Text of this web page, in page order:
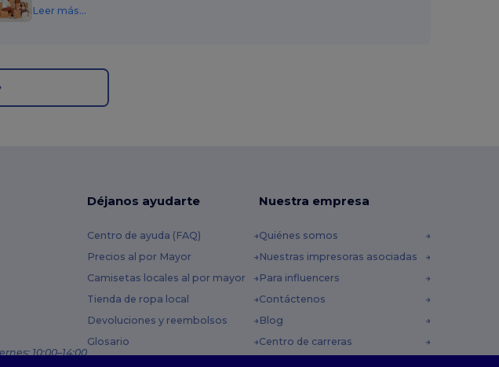
Leer más...
10:00–14:00
Déjanos ayudarte
Centro de ayuda (FAQ)
Precios al por Mayor
Camisetas locales al por mayor
Tienda de ropa local
Devoluciones y reembolsos
Glosario
Nuestra empresa
Quiénes somos
Nuestras impresoras asociadas
Para influencers
Contáctenos
Blog
Centro de carreras